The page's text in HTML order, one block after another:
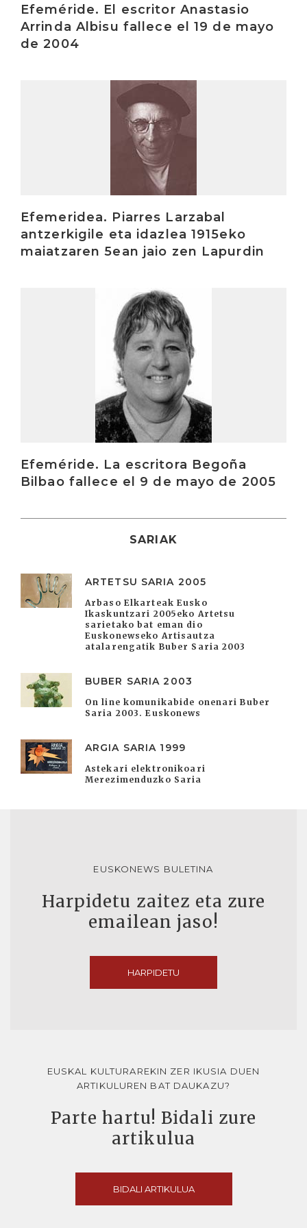
Efeméride. El escritor Anastasio
Arrinda Albisu fallece el 19 de mayo
de 2004
Efemeridea. Piarres Larzabal
antzerkigile eta idazlea 1915eko
maiatzaren 5ean jaio zen Lapurdin
Efeméride. La escritora Begoña
Bilbao fallece el 9 de mayo de 2005
SARIAK
ARTETSU SARIA 2005
Arbaso Elkarteak Eusko
Ikaskuntzari 2005eko Artetsu
sarietako bat eman dio
Euskonewseko Artisautza
atalarengatik Buber Saria 2003
BUBER SARIA 2003
On line komunikabide onenari Buber
Saria 2003. Euskonews
ARGIA SARIA 1999
Astekari elektronikoari
Merezimenduzko Saria
EUSKONEWS BULETINA
Harpidetu zaitez eta zure
emailean jaso!
HARPIDETU
EUSKAL KULTURAREKIN ZER IKUSIA DUEN
ARTIKULUREN BAT DAUKAZU?
Parte hartu! Bidali zure
artikulua
BIDALI ARTIKULUA